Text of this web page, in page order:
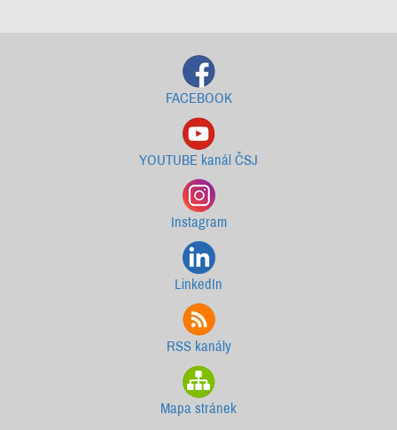
FACEBOOK
YOUTUBE kanál ČSJ
Instagram
LinkedIn
RSS kanály
Mapa stránek